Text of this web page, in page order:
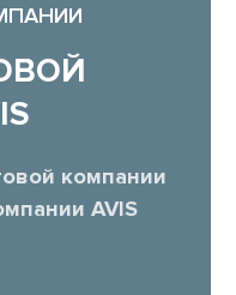
компании
AVIS